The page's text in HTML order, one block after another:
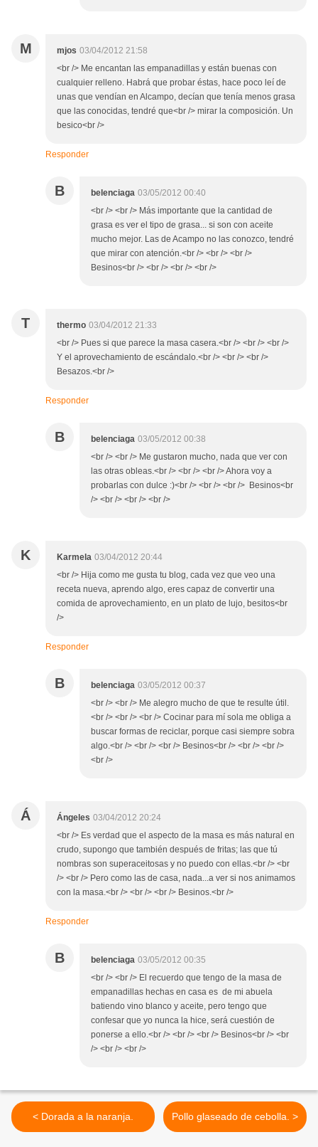
M mjos 03/04/2012 21:58
<br /> Me encantan las empanadillas y están buenas con
cualquier relleno. Habrá que probar éstas, hace poco leí de
unas que vendían en Alcampo, decían que tenía menos grasa
que las conocidas, tendré que<br /> mirar la composición. Un
besico<br />
Responder
B belenciaga 03/05/2012 00:40
<br /> <br /> Más importante que la cantidad de
grasa es ver el tipo de grasa... si son con aceite
mucho mejor. Las de Acampo no las conozco, tendré
que mirar con atención.<br /> <br /> <br />
Besinos<br /> <br /> <br /> <br />
T thermo 03/04/2012 21:33
<br /> Pues si que parece la masa casera.<br /> <br /> <br />
Y el aprovechamiento de escándalo.<br /> <br /> <br />
Besazos.<br />
Responder
B belenciaga 03/05/2012 00:38
<br /> <br /> Me gustaron mucho, nada que ver con
las otras obleas.<br /> <br /> <br /> Ahora voy a
probarlas con dulce :)<br /> <br /> <br /> Besinos<br
/> <br /> <br /> <br />
K Karmela 03/04/2012 20:44
<br /> Hija como me gusta tu blog, cada vez que veo una
receta nueva, aprendo algo, eres capaz de convertir una
comida de aprovechamiento, en un plato de lujo, besitos<br
/>
Responder
B belenciaga 03/05/2012 00:37
<br /> <br /> Me alegro mucho de que te resulte útil.
<br /> <br /> <br /> Cocinar para mí sola me obliga a
buscar formas de reciclar, porque casi siempre sobra
algo.<br /> <br /> <br /> Besinos<br /> <br /> <br />
<br />
Á Ángeles 03/04/2012 20:24
<br /> Es verdad que el aspecto de la masa es más natural en
crudo, supongo que también después de fritas; las que tú
nombras son superaceitosas y no puedo con ellas.<br /> <br
/> <br /> Pero como las de casa, nada...a ver si nos animamos
con la masa.<br /> <br /> <br /> Besinos.<br />
Responder
B belenciaga 03/05/2012 00:35
<br /> <br /> El recuerdo que tengo de la masa de
empanadillas hechas en casa es de mi abuela
batiendo vino blanco y aceite, pero tengo que
confesar que yo nunca la hice, será cuestión de
ponerse a ello.<br /> <br /> <br /> Besinos<br /> <br
/> <br /> <br />
< Dorada a la naranja. Pollo glaseado de cebolla. >